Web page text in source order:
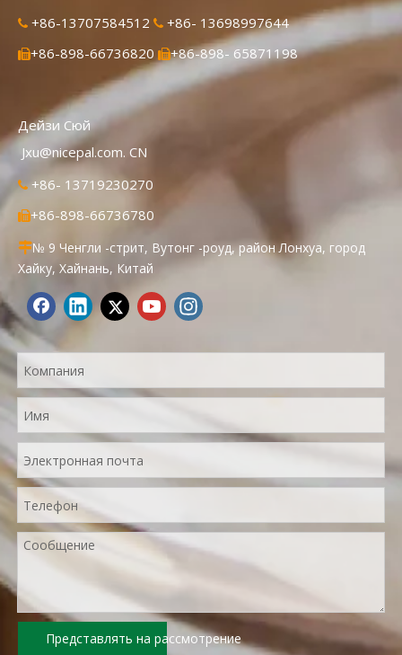
 +86-13707584512  +86- 13698997644
+86-898-66736820 +86-898- 65871198
Дейзи Сюй
Jxu@nicepal.com. CN
 +86- 13719230270
+86-898-66736780
№ 9 Ченгли -стрит, Вутонг -роуд, район Лонхуа, город
Хайку, Хайнань, Китай
Представлять на рассмотрение